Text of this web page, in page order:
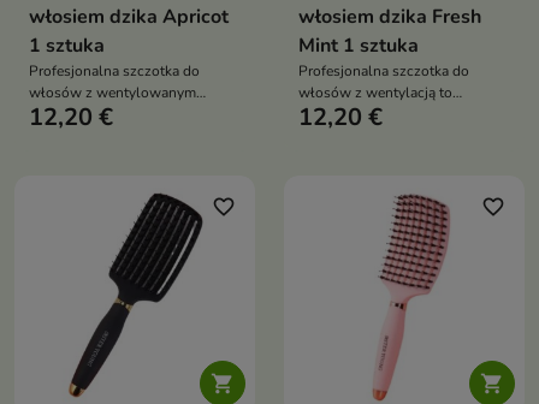
włosiem dzika Apricot
1 sztuka
Profesjonalna szczotka do
włosów z wentylowanym
korpusem, przeznaczona do
12,20 €
włosiem dzika Fresh
Mint 1 sztuka
Profesjonalna szczotka do
włosów z wentylacją to
uniwersalne narzędzie do
12,20 €

favorite_border

favorite_border